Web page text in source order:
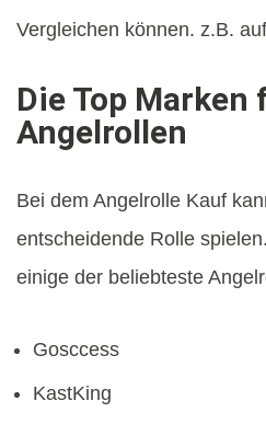
Vergleichen können. z.B. auf
Die Top Marken
Angelrollen
Bei dem Angelrolle Kauf
entscheidende Rolle
einige der beliebteste
Gosccess
KastKing